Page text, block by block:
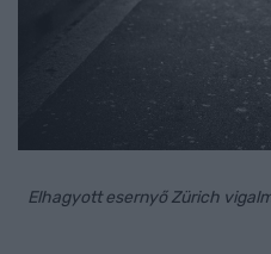
Elhagyott esernyő Zürich